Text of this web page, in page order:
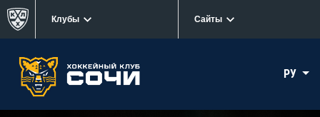
Клубы Сайты
РУ